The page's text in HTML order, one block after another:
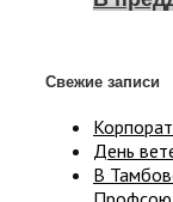
Свежие записи
День
В